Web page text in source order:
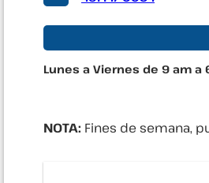
Lunes a Viernes de 9 am a
NOTA: Fines de semana,